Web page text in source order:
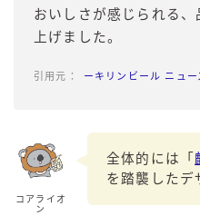
おいしさが感じられる
上げました。
ーキリンビール ニュー
コアライオ
ン
全体的には「
を踏襲したデ